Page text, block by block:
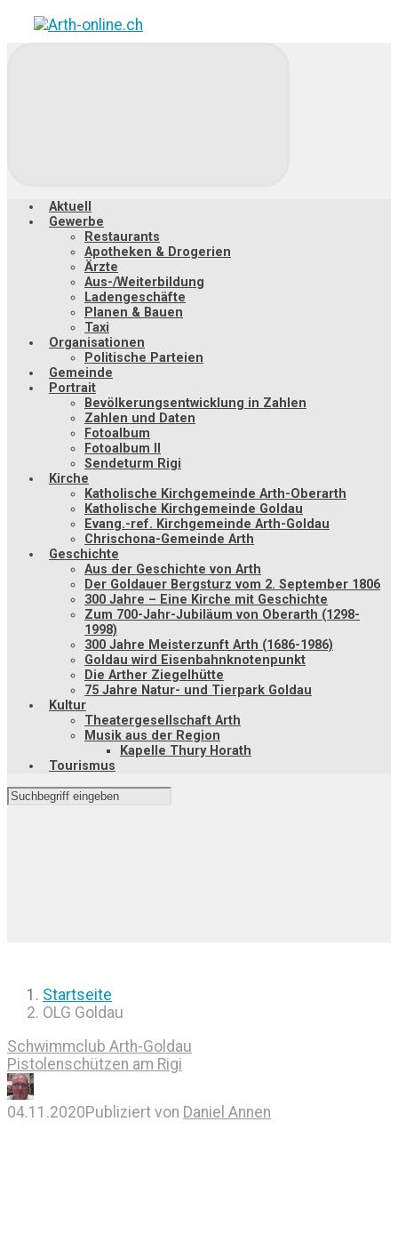
Zum
Hauptinhalt
Aktuell
Gewerbe
Restaurants
Apotheken & Drogerien
Ärzte
Aus-/Weiterbildung
Ladengeschäfte
Planen & Bauen
Taxi
Organisationen
Politische Parteien
Gemeinde
Portrait
Bevölkerungsentwicklung in Zahlen
Zahlen und Daten
Fotoalbum
Fotoalbum II
Sendeturm Rigi
Kirche
Katholische Kirchgemeinde Arth-Oberarth
Katholische Kirchgemeinde Goldau
Evang.-ref. Kirchgemeinde Arth-Goldau
Chrischona-Gemeinde Arth
Geschichte
Aus der Geschichte von Arth
Der Goldauer Bergsturz vom 2. September 1806
300 Jahre – Eine Kirche mit Geschichte
Zum 700-Jahr-Jubiläum von Oberarth (1298-
1998)
300 Jahre Meisterzunft Arth (1686-1986)
Goldau wird Eisenbahnknotenpunkt
Die Arther Ziegelhütte
75 Jahre Natur- und Tierpark Goldau
Kultur
Theatergesellschaft Arth
Musik aus der Region
Kapelle Thury Horath
Tourismus
Startseite
OLG Goldau
Schwimmclub Arth-Goldau
Pistolenschützen am Rigi
04.11.2020Publiziert von Daniel Annen